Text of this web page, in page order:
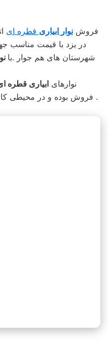
فروش نوار ابیاری قطره ای
در یزد با قیمت مناسب
شهرستان های هم جوار .با
نوارهای ابیاری قطره
فروش بوده و در محیطی کاملا مناسب انبار و توضیع می شود .